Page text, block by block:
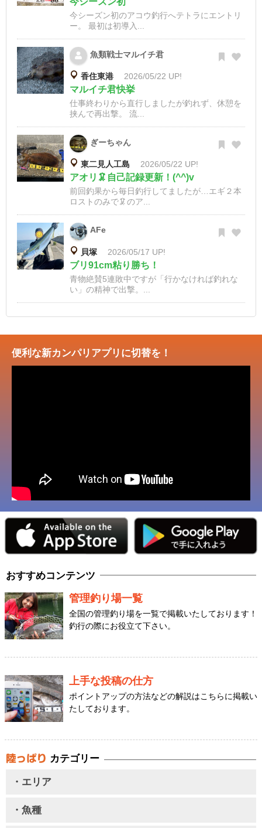
今シーズン初のアコウ釣行へテトラにエントリ
ー。 最初は初導入...
魚類戦士マルイチ君
香住東港 2026/05/22 UP!
マルイチ君快挙
仕事終わりから直行しましたが釣れず、休憩を
挟んで再出撃。 流...
ぎーちゃん
東二見人工島 2026/05/22 UP!
アオリ🦑自己記録更新！(^^)v
前回釣果から毎日釣行してましたが…エギ２本
ロストのみで🦑のア...
AFe
貝塚 2026/05/17 UP!
ブリ91cm粘り勝ち！
青物絶賛5連敗中ですが「行かなければ釣れな
い」の精神で出撃。...
便利な新カンパリアプリに切替を！
おすすめコンテンツ
管理釣り場一覧
全国の管理釣り場を一覧で掲載いたしております！
釣行の際にお役立て下さい。
上手な投稿の仕方
ポイントアップの方法などの解説はこちらに掲載い
たしております。
カテゴリー
・エリア
・魚種